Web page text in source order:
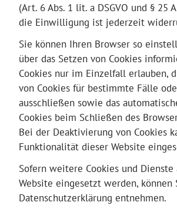
(Art. 6 Abs. 1 lit. a DSGVO und § 25
die Einwilligung ist jederzeit
Sie können Ihren Browser so
über das Setzen von Cookies
Cookies nur im Einzelfall erlauben,
von Cookies für bestimmte Fälle
ausschließen sowie das
Cookies beim Schließen des
Bei der Deaktivierung von Cookies
Funktionalität dieser Website
Sofern weitere Cookies und Dienste
Website eingesetzt werden, können
Datenschutzerklärung entnehmen.